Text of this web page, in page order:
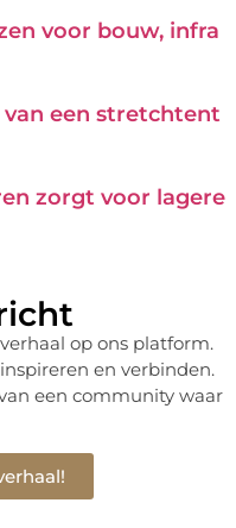
voor bouw, infra
een stretchtent
zorgt voor lagere
op ons platform.
en verbinden.
een community waar